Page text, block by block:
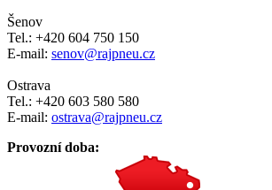
Šenov
Tel.: +420 604 750 150
E-mail: senov@rajpneu.cz
Ostrava
Tel.: +420 603 580 580
E-mail: ostrava@rajpneu.cz
Provozní doba: